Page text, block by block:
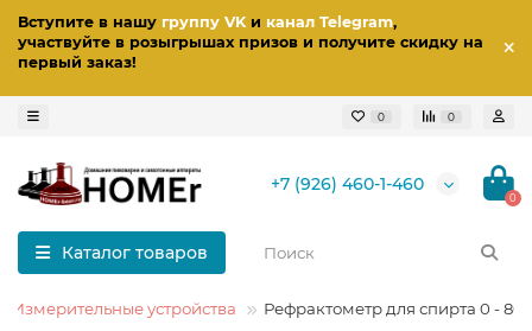
Вступите в нашу группу VKи канал Telegram,
участвуйте в розыгрышах призов и получите скидку на
первый заказ!
0 0
+7 (926) 460-1-460
0
Каталог товаров
Измерительные устройства Рефрактометр для спирта 0 -